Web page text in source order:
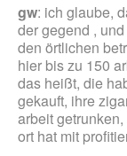
gw: ich glaube,
der gegend ,
den örtlichen
hier bis zu 150
das heißt, die
gekauft, ihre
arbeit
ort hat mit